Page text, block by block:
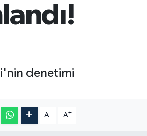
denetimi
A- A+